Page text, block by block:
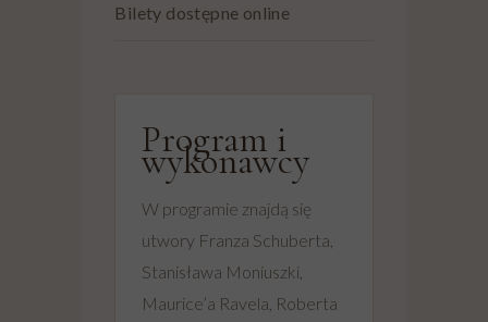
Bilety dostępne online
Program i
wykonawcy
W programie znajdą się
utwory Franza Schuberta,
Stanisława Moniuszki,
Maurice’a Ravela, Roberta